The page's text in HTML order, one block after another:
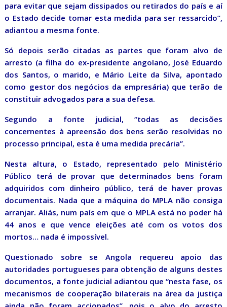
para evitar que sejam dissipados ou retirados do país e aí
o Estado decide tomar esta medida para ser ressarcido”,
adiantou a mesma fonte.
Só depois serão citadas as partes que foram alvo de
arresto (a filha do ex-presidente angolano, José Eduardo
dos Santos, o marido, e Mário Leite da Silva, apontado
como gestor dos negócios da empresária) que terão de
constituir advogados para a sua defesa.
Segundo a fonte judicial, “todas as decisões
concernentes à apreensão dos bens serão resolvidas no
processo principal, esta é uma medida precária”.
Nesta altura, o Estado, representado pelo Ministério
Público terá de provar que determinados bens foram
adquiridos com dinheiro público, terá de haver provas
documentais. Nada que a máquina do MPLA não consiga
arranjar. Aliás, num país em que o MPLA está no poder há
44 anos e que vence eleições até com os votos dos
mortos… nada é impossível.
Questionado sobre se Angola requereu apoio das
autoridades portugueses para obtenção de alguns destes
documentos, a fonte judicial adiantou que “nesta fase, os
mecanismos de cooperação bilaterais na área da justiça